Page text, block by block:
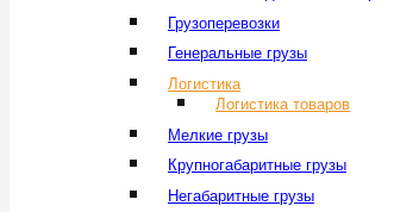
Грузоперевозки
Генеральные грузы
Логистика
Логистика товаров
Мелкие грузы
Крупногабаритные грузы
Негабаритные грузы